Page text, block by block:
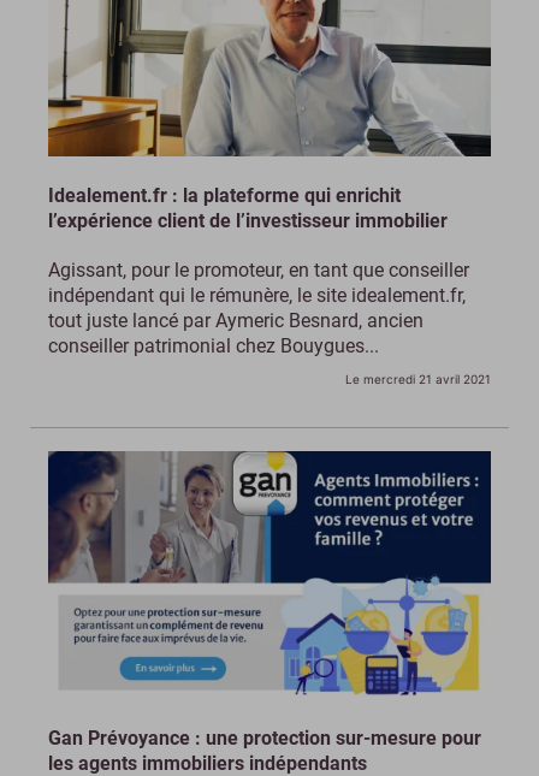
Idealement.fr : la plateforme qui enrichit
l’expérience client de l’investisseur immobilier
Agissant, pour le promoteur, en tant que conseiller
indépendant qui le rémunère, le site idealement.fr,
tout juste lancé par Aymeric Besnard, ancien
conseiller patrimonial chez Bouygues...
Le mercredi 21 avril 2021
Gan Prévoyance : une protection sur-mesure pour
les agents immobiliers indépendants